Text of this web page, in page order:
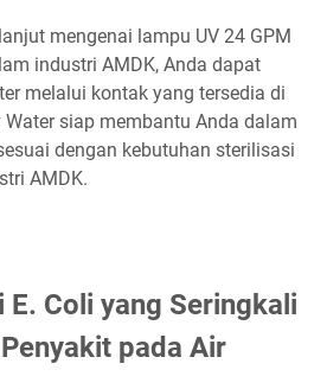
mengenai lampu UV 24 GPM
industri AMDK, Anda dapat
melalui kontak yang tersedia di
siap membantu Anda dalam
dengan kebutuhan sterilisasi
AMDK.
E. Coli yang Seringkali
pada Air